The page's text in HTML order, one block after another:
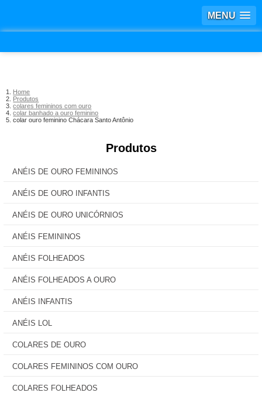
MENU
Home
Produtos
colares femininos com ouro
colar banhado a ouro feminino
colar ouro feminino Chácara Santo Antônio
Produtos
ANÉIS DE OURO FEMININOS
ANÉIS DE OURO INFANTIS
ANÉIS DE OURO UNICÓRNIOS
ANÉIS FEMININOS
ANÉIS FOLHEADOS
ANÉIS FOLHEADOS A OURO
ANÉIS INFANTIS
ANÉIS LOL
COLARES DE OURO
COLARES FEMININOS COM OURO
COLARES FOLHEADOS